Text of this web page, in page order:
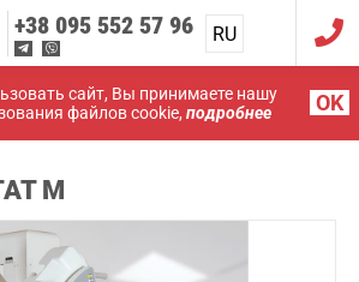
сайт, Вы принимаете нашу
файлов cookie, подробнее OK
+38 095 552 57 96 RU
UA
M